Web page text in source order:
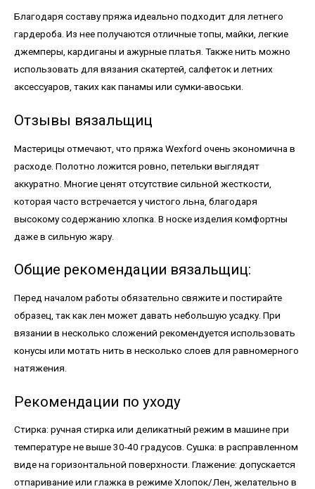
Благодаря составу пряжа идеально подходит для летнего
гардероба. Из нее получаются отличные топы, майки, легкие
джемперы, кардиганы и ажурные платья. Также нить можно
использовать для вязания скатертей, салфеток и летних
аксессуаров, таких как панамы или сумки-авоськи.
Отзывы вязальщиц
Мастерицы отмечают, что пряжа Wexford очень экономична в
расходе. Полотно ложится ровно, петельки выглядят
аккуратно. Многие ценят отсутствие сильной жесткости,
которая часто встречается у чистого льна, благодаря
высокому содержанию хлопка. В носке изделия комфортны
даже в сильную жару.
Общие рекомендации вязальщиц:
Перед началом работы обязательно свяжите и постирайте
образец, так как лен может давать небольшую усадку. При
вязании в несколько сложений рекомендуется использовать
конусы или мотать нить в несколько слоев для равномерного
натяжения.
Рекомендации по уходу
Стирка: ручная стирка или деликатный режим в машине при
температуре не выше 30-40 градусов. Сушка: в расправленном
виде на горизонтальной поверхности. Глажение: допускается
отпаривание или глажка в режиме Хлопок/Лен, желательно в